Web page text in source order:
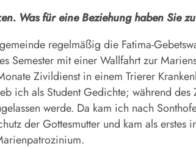
Was für eine Beziehung haben Sie
regelmäßig die Fatima-
Semester mit einer Wallfahrt zur
Zivildienst in einem Trierer
ich als Student Gedichte; während
werde. Da kam ich nach
der Gottesmutter und kam als